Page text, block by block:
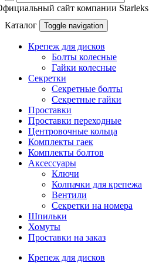
сайт компании Starleks
Каталог
Toggle navigation
Крепеж для дисков
Болты колесные
Гайки колесные
Секретки
Секретные болты
Секретные гайки
Проставки
Проставки переходные
Центровочные кольца
Комплекты гаек
Комплекты болтов
Аксессуары
Ключи
Колпачки для крепежа
Вентили
Секретки на номера
Шпильки
Хомуты
Проставки на заказ
Крепеж для дисков